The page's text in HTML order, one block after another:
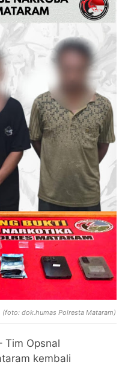
(foto: dok.humas Polresta Mataram)
Tim Opsnal
kembali